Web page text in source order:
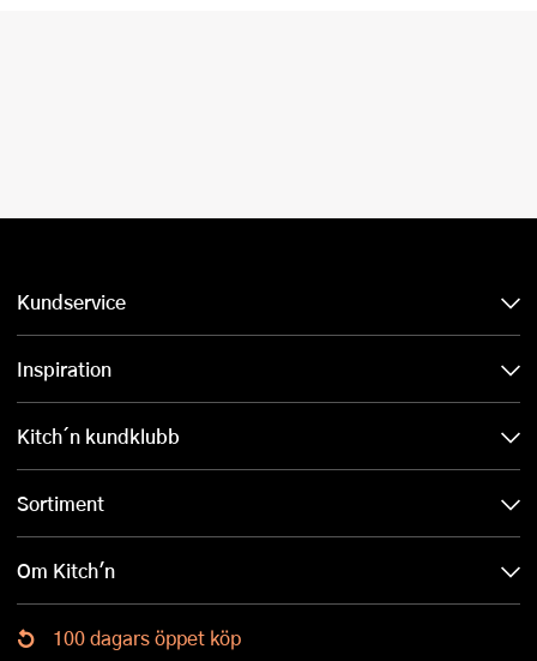
Kundservice
Inspiration
Kitch´n kundklubb
Sortiment
Om Kitch'n
100 dagars öppet köp